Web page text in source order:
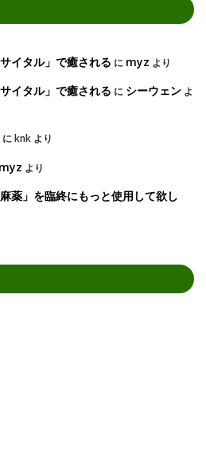
イタル」で癒される に myz より
イタル」で癒される に シーウェン よ
にknk より
myz より
薬」を臨終にもっと使用して欲し